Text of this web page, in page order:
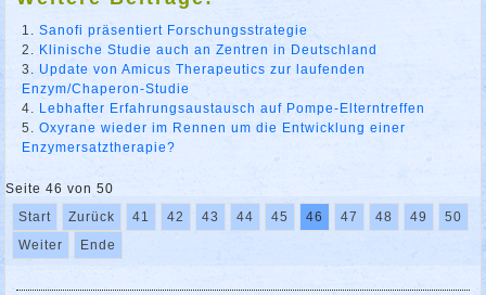
Sanofi präsentiert Forschungsstrategie
Klinische Studie auch an Zentren in Deutschland
Update von Amicus Therapeutics zur laufenden
Enzym/Chaperon-Studie
Lebhafter Erfahrungsaustausch auf Pompe-Elterntreffen
Oxyrane wieder im Rennen um die Entwicklung einer
Enzymersatztherapie?
Seite 46 von 50
Start
Zurück 41 42 43 44 45 46 47 48 49
50
Weiter
Ende